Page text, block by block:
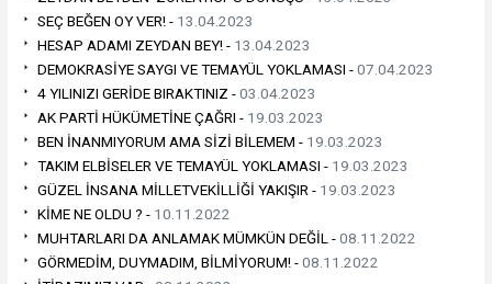
SEÇ BEĞEN OY VER! - 13.04.2023
HESAP ADAMI ZEYDAN BEY! - 13.04.2023
DEMOKRASİYE SAYGI VE TEMAYÜL YOKLAMASI -07.04.2023
4 YILINIZI GERİDE BIRAKTINIZ -03.04.2023
AK PARTİ HÜKÜMETİNE ÇAĞRI - 19.03.2023
BEN İNANMIYORUM AMA SİZİ BİLEMEM - 19.03.2023
TAKIM ELBİSELER VE TEMAYÜL YOKLAMASI - 19.03.2023
GÜZEL İNSANA MİLLETVEKİLLİĞİ YAKIŞIR - 19.03.2023
KİME NE OLDU ? - 10.11.2022
MUHTARLARI DA ANLAMAK MÜMKÜN DEĞİL -08.11.2022
GÖRMEDİM, DUYMADIM, BİLMİYORUM! -08.11.2022